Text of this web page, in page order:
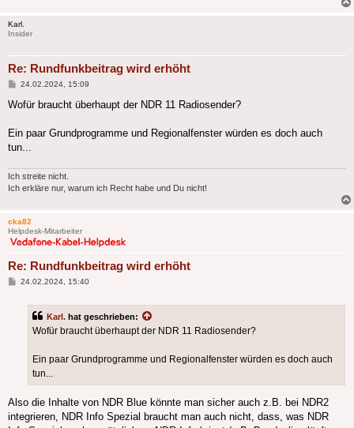
Karl.
Insider
Re: Rundfunkbeitrag wird erhöht
Beitrag
24.02.2024, 15:09
Wofür braucht überhaupt der NDR 11 Radiosender?
Ein paar Grundprogramme und Regionalfenster würden es doch auch
tun...
Ich streite nicht.
Ich erkläre nur, warum ich Recht habe und Du nicht!
cka82
Helpdesk-Mitarbeiter
Re: Rundfunkbeitrag wird erhöht
Beitrag
24.02.2024, 15:40
Karl. hat geschrieben:
Wofür braucht überhaupt der NDR 11 Radiosender?
Ein paar Grundprogramme und Regionalfenster würden es doch auch
tun...
Also die Inhalte von NDR Blue könnte man sicher auch z.B. bei NDR2
integrieren, NDR Info Spezial braucht man auch nicht, dass, was NDR